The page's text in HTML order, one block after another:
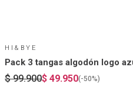
HI&BYE
Pack 3 tangas algodón logo
$ 99.900$ 49.950(-50%)